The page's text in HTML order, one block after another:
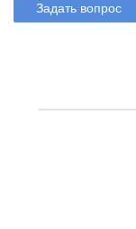
Задать вопрос